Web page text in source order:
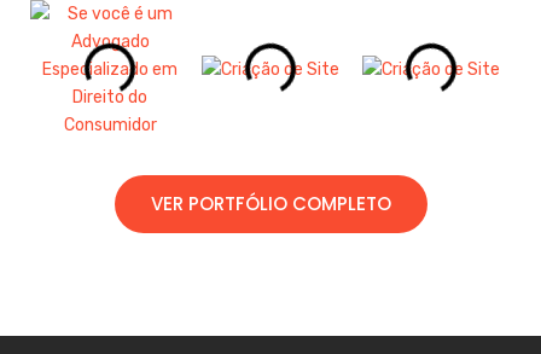
VER PORTFÓLIO COMPLETO